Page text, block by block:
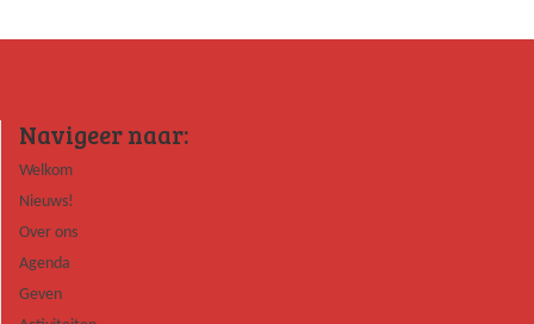
Navigeer naar:
Welkom
Nieuws!
Over ons
Agenda
Geven